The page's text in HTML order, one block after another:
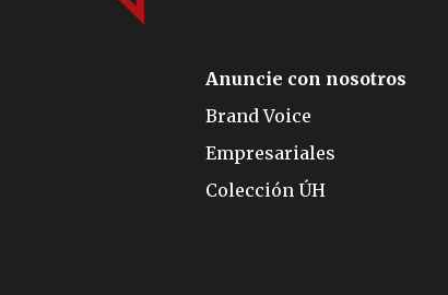
Anuncie con nosotros
Brand Voice
Empresariales
Colección ÚH